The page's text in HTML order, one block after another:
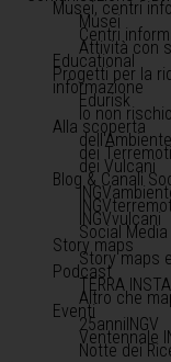
Musei, centri
Musei
Centri
Attività con
Educational
Progetti per la
informazione
Edurisk
Io non rischio
Alla scoperta
dell'Ambiente
dei Terremoti
dei Vulcani
Blog & Canali
INGVvulcani
Social Media
Story maps
Story maps
Podcast
TERRA
Altro che
Eventi
25anniINGV
Ventennale
Notte dei